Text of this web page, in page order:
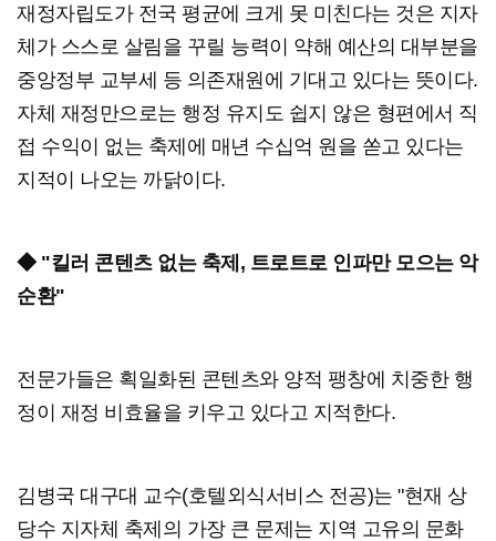
재정자립도가 전국 평균에 크게 못 미친다는 것은 지자
체가 스스로 살림을 꾸릴 능력이 약해 예산의 대부분을
중앙정부 교부세 등 의존재원에 기대고 있다는 뜻이다.
자체 재정만으로는 행정 유지도 쉽지 않은 형편에서 직
접 수익이 없는 축제에 매년 수십억 원을 쏟고 있다는
지적이 나오는 까닭이다.
◆ "킬러 콘텐츠 없는 축제, 트로트로 인파만 모으는 악
순환"
전문가들은 획일화된 콘텐츠와 양적 팽창에 치중한 행
정이 재정 비효율을 키우고 있다고 지적한다.
김병국 대구대 교수(호텔외식서비스 전공)는 "현재 상
당수 지자체 축제의 가장 큰 문제는 지역 고유의 문화